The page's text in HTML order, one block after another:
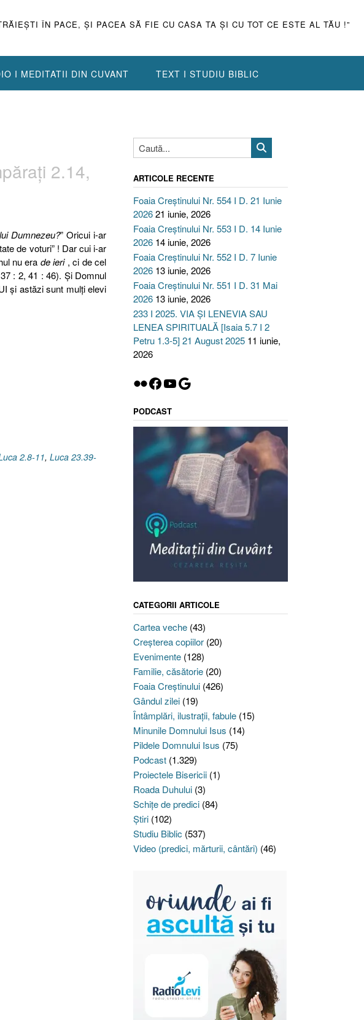
ÎN PACE, ŞI PACEA SĂ FIE CU CASA TA ŞI CU TOT CE ESTE AL TĂU !”
I MEDITATII DIN CUVANT TEXT I STUDIU BIBLIC
2.14,
Dumnezeu?” Oricui i-ar
de voturi” ! Dar cui i-ar
nu era de ieri, ci de cel
: 2, 41 : 46). Şi Domnul
şi astăzi sunt mulţi elevi
2.8-11, Luca 23.39-
ARTICOLE RECENTE
Foaia Creștinului Nr. 554 I D. 21 Iunie
202621 iunie, 2026
Foaia Creștinului Nr. 553 I D. 14 Iunie
2026 14 iunie, 2026
Foaia Creștinului Nr. 552 I D. 7 Iunie
2026 13 iunie, 2026
Foaia Creștinului Nr. 551 I D. 31 Mai
2026 13 iunie, 2026
233 I 2025. VIA ȘI LENEVIA SAU
LENEA SPIRITUALĂ [Isaia 5.7 I 2
Petru 1.3-5] 21 August 2025 11 iunie,
2026
Flickr
Facebook
YouTube
Google
PODCAST
CATEGORII ARTICOLE
Cartea veche(43)
Creşterea copiilor(20)
Evenimente(128)
Familie, căsătorie(20)
Foaia Creştinului(426)
Gândul zilei(19)
Întâmplări, ilustraţii, fabule(15)
Minunile Domnului Isus (14)
Pildele Domnului Isus (75)
Podcast(1.329)
Proiectele Bisericii(1)
Roada Duhului(3)
Schiţe de predici(84)
Ştiri(102)
Studiu Biblic (537)
Video (predici, mărturii, cântări) (46)